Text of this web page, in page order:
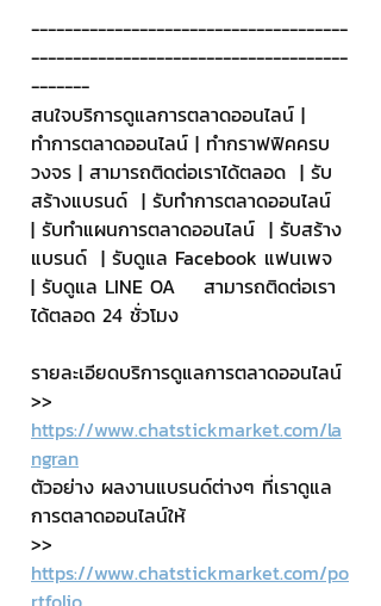
--------------------------------------
--------------------------------------
-------
สนใจบริการดูแลการตลาดออนไลน์ |
ทำการตลาดออนไลน์ | ทำกราฟฟิคครบ
วงจร | สามารถติดต่อเราได้ตลอด  | รับ
สร้างแบรนด์  | รับทำการตลาดออนไลน์
| รับทำแผนการตลาดออนไลน์  | รับสร้าง
แบรนด์  | รับดูแล Facebook แฟนเพจ
| รับดูแล LINE OA    สามารถติดต่อเรา
ได้ตลอด 24 ชั่วโมง
รายละเอียดบริการดูแลการตลาดออนไลน์
>>
https://www.chatstickmarket.com/la
ngran
ตัวอย่าง ผลงานแบรนด์ต่างๆ ที่เราดูแล
การตลาดออนไลน์ให้
>>
https://www.chatstickmarket.com/po